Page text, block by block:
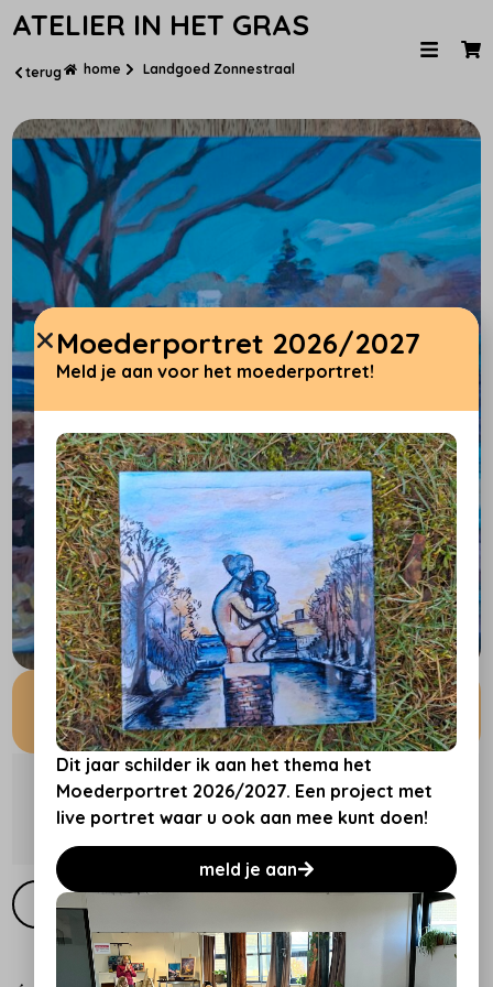
ATELIER IN HET GRAS
terug home Landgoed Zonnestraal
Landgoed Zonnestraal
Uitvoering
Persoonlijk bij u thuis laten bezorgen voor €12,50
Moederportret 2026/2027
Meld je aan voor het moederportret!
Dit jaar schilder ik aan het thema het
Moederportret 2026/2027. Een project met
live portret waar u ook aan mee kunt doen!
meld je aan